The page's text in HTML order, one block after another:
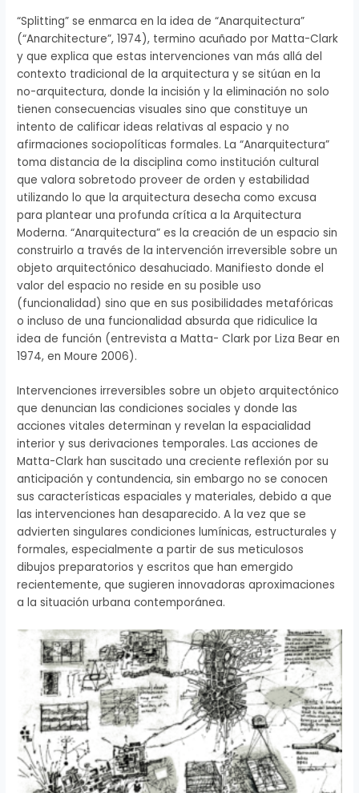
“Splitting” se enmarca en la idea de “Anarquitectura”
(“Anarchitecture”, 1974), termino acuñado por Matta-Clark
y que explica que estas intervenciones van más allá del
contexto tradicional de la arquitectura y se sitúan en la
no-arquitectura, donde la incisión y la eliminación no solo
tienen consecuencias visuales sino que constituye un
intento de calificar ideas relativas al espacio y no
afirmaciones sociopolíticas formales. La “Anarquitectura”
toma distancia de la disciplina como institución cultural
que valora sobretodo proveer de orden y estabilidad
utilizando lo que la arquitectura desecha como excusa
para plantear una profunda crítica a la Arquitectura
Moderna. “Anarquitectura” es la creación de un espacio sin
construirlo a través de la intervención irreversible sobre un
objeto arquitectónico desahuciado. Manifiesto donde el
valor del espacio no reside en su posible uso
(funcionalidad) sino que en sus posibilidades metafóricas
o incluso de una funcionalidad absurda que ridiculice la
idea de función (entrevista a Matta- Clark por Liza Bear en
1974, en Moure 2006).
Intervenciones irreversibles sobre un objeto arquitectónico
que denuncian las condiciones sociales y donde las
acciones vitales determinan y revelan la espacialidad
interior y sus derivaciones temporales. Las acciones de
Matta-Clark han suscitado una creciente reflexión por su
anticipación y contundencia, sin embargo no se conocen
sus características espaciales y materiales, debido a que
las intervenciones han desaparecido. A la vez que se
advierten singulares condiciones lumínicas, estructurales y
formales, especialmente a partir de sus meticulosos
dibujos preparatorios y escritos que han emergido
recientemente, que sugieren innovadoras aproximaciones
a la situación urbana contemporánea.